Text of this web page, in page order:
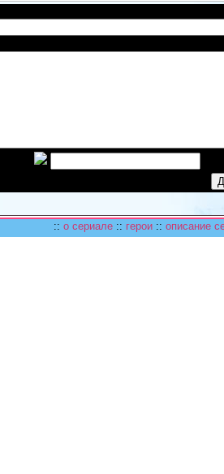
:: о сериале:: герои:: описание